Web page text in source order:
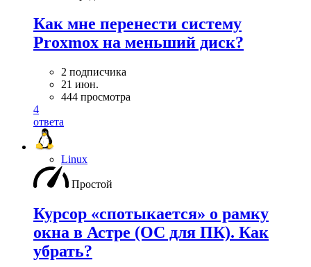
Как мне перенести систему
Proxmox на меньший диск?
2 подписчика
21 июн.
444 просмотра
4
ответа
Linux
Простой
Курсор «спотыкается» о рамку
окна в Астре (ОС для ПК). Как
убрать?